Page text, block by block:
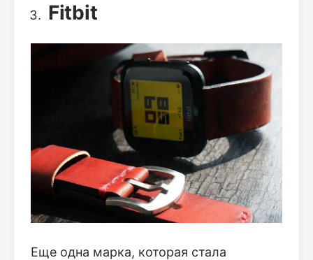
Fitbit
Еще одна марка, которая стала